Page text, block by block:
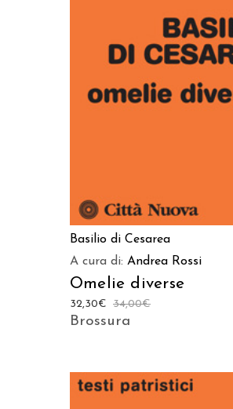
AGGIUNGI AL CARRELLO
Basilio di Cesarea
A cura di: Andrea Rossi
Omelie diverse
34,00€
32,30€
Brossura